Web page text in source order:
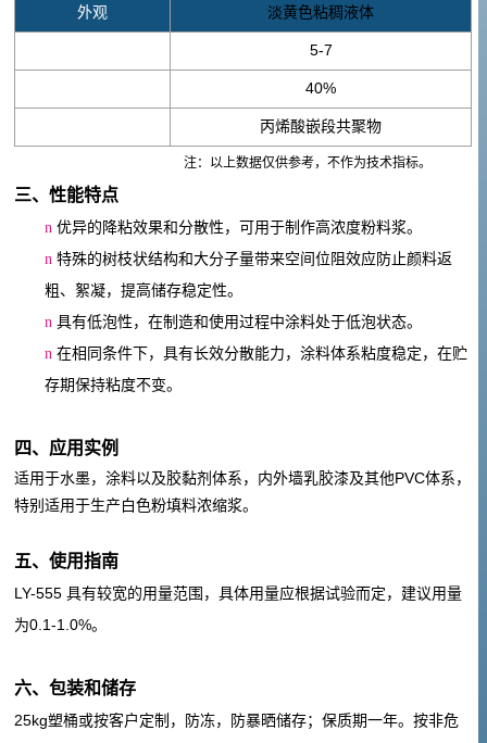
外观 淡黄色粘稠液体
5-7
40%
丙烯酸嵌段共聚物
注：以上数据仅供参考，不作为技术指标。
三、性能特点
n 优异的降粘效果和分散性，可用于制作高浓度粉料浆。
n 特殊的树枝状结构和大分子量带来空间位阻效应防止颜料返
粗、絮凝，提高储存稳定性。
n 具有低泡性，在制造和使用过程中涂料处于低泡状态。
n 在相同条件下，具有长效分散能力，涂料体系粘度稳定，在贮
存期保持粘度不变。
四、 应用实例
适用于水墨，涂料以及胶黏剂体系， 内外墙乳胶漆及其他PVC体系，
特别适用于生产白色粉填料浓缩浆。
五、使用指南
LY-555具有较宽的用量范围，具体用量应根据试验而定，建议用量
为0.1-1.0%。
六、包装和储存
25kg塑桶或按客户定制，防冻，防暴晒储存；保质期一年。按非危